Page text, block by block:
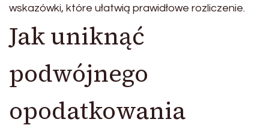
wskazówki, które ułatwią prawidłowe rozliczenie.
Jak uniknąć
podwójnego
opodatkowania